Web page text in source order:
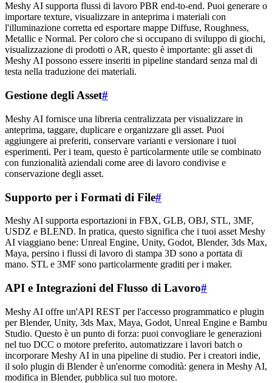
Meshy AI supporta flussi di lavoro PBR end-to-end. Puoi generare o
importare texture, visualizzare in anteprima i materiali con
l'illuminazione corretta ed esportare mappe Diffuse, Roughness,
Metallic e Normal. Per coloro che si occupano di sviluppo di giochi,
visualizzazione di prodotti o AR, questo è importante: gli asset di
Meshy AI possono essere inseriti in pipeline standard senza mal di
testa nella traduzione dei materiali.
Gestione degli Asset#
Meshy AI fornisce una libreria centralizzata per visualizzare in
anteprima, taggare, duplicare e organizzare gli asset. Puoi
aggiungere ai preferiti, conservare varianti e versionare i tuoi
esperimenti. Per i team, questo è particolarmente utile se combinato
con funzionalità aziendali come aree di lavoro condivise e
conservazione degli asset.
Supporto per i Formati di File#
Meshy AI supporta esportazioni in FBX, GLB, OBJ, STL, 3MF,
USDZ e BLEND. In pratica, questo significa che i tuoi asset Meshy
AI viaggiano bene: Unreal Engine, Unity, Godot, Blender, 3ds Max,
Maya, persino i flussi di lavoro di stampa 3D sono a portata di
mano. STL e 3MF sono particolarmente graditi per i maker.
API e Integrazioni del Flusso di Lavoro#
Meshy AI offre un'API REST per l'accesso programmatico e plugin
per Blender, Unity, 3ds Max, Maya, Godot, Unreal Engine e Bambu
Studio. Questo è un punto di forza: puoi convogliare le generazioni
nel tuo DCC o motore preferito, automatizzare i lavori batch o
incorporare Meshy AI in una pipeline di studio. Per i creatori indie,
il solo plugin di Blender è un'enorme comodità: genera in Meshy AI,
modifica in Blender, pubblica sul tuo motore.